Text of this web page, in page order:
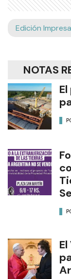
Edición Impresa
NOTAS